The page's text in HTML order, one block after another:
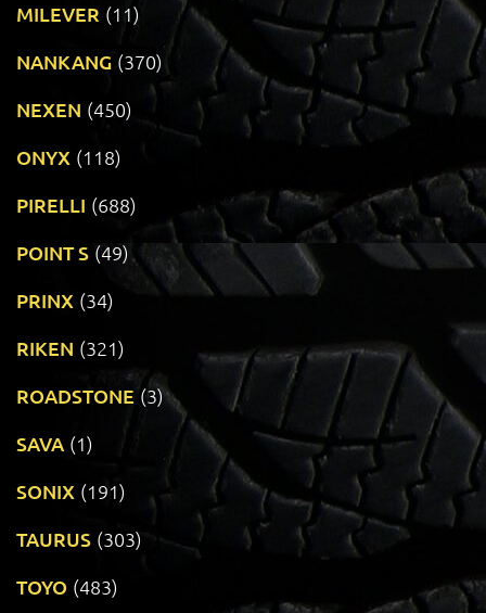
MILEVER (11)
NANKANG (370)
NEXEN (450)
ONYX (118)
PIRELLI (688)
POINT S (49)
PRINX (34)
RIKEN (321)
ROADSTONE (3)
SAVA (1)
SONIX (191)
TAURUS (303)
TOYO (483)